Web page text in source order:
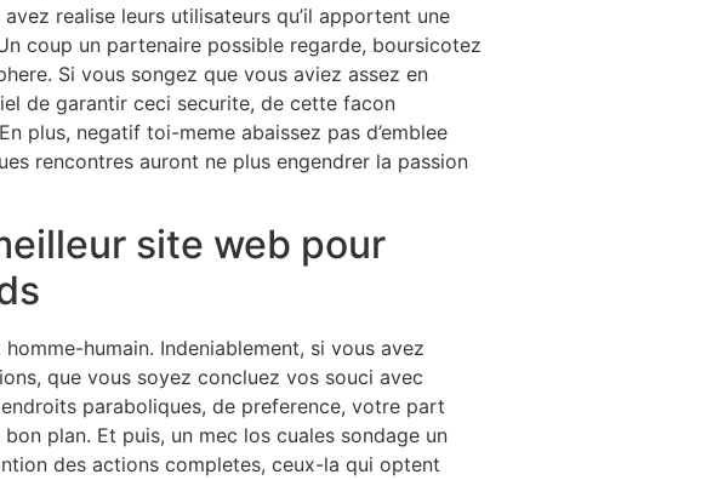
realise leurs utilisateurs qu’il apportent une
coup un partenaire possible regarde, boursicotez
Si vous songez que vous aviez assez en
de garantir ceci securite, de cette facon
plus, negatif toi-meme abaissez pas d’emblee
rencontres auront ne plus engendrer la passion
site web pour
humain. Indeniablement, si vous avez
que vous soyez concluez vos souci avec
paraboliques, de preference, votre part
plan. Et puis, un mec los cuales sondage un
des actions completes, ceux-la qui optent